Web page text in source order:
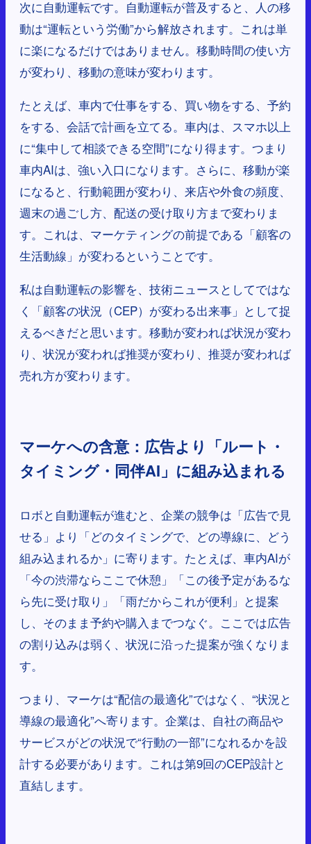
次に自動運転です。自動運転が普及すると、人の移
動は“運転という労働”から解放されます。これは単
に楽になるだけではありません。移動時間の使い方
が変わり、移動の意味が変わります。
たとえば、車内で仕事をする、買い物をする、予約
をする、会話で計画を立てる。車内は、スマホ以上
に“集中して相談できる空間”になり得ます。つまり
車内AIは、強い入口になります。さらに、移動が楽
になると、行動範囲が変わり、来店や外食の頻度、
週末の過ごし方、配送の受け取り方まで変わりま
す。これは、マーケティングの前提である「顧客の
生活動線」が変わるということです。
私は自動運転の影響を、技術ニュースとしてではな
く「顧客の状況（CEP）が変わる出来事」として捉
えるべきだと思います。移動が変われば状況が変わ
り、状況が変われば推奨が変わり、推奨が変われば
売れ方が変わります。
マーケへの含意：広告より「ルート・
タイミング・同伴AI」に組み込まれる
ロボと自動運転が進むと、企業の競争は「広告で見
せる」より「どのタイミングで、どの導線に、どう
組み込まれるか」に寄ります。たとえば、車内AIが
「今の渋滞ならここで休憩」「この後予定があるな
ら先に受け取り」「雨だからこれが便利」と提案
し、そのまま予約や購入までつなぐ。ここでは広告
の割り込みは弱く、状況に沿った提案が強くなりま
す。
つまり、マーケは“配信の最適化”ではなく、“状況と
導線の最適化”へ寄ります。企業は、自社の商品や
サービスがどの状況で“行動の一部”になれるかを設
計する必要があります。これは第9回のCEP設計と
直結します。